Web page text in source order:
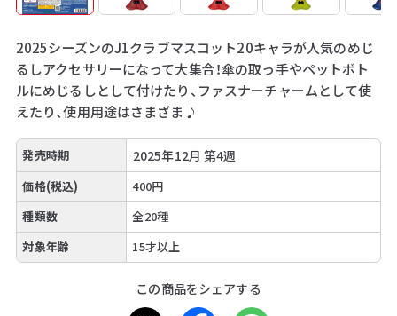
2025シーズンのJ1クラブマスコット20キャラが人気のめじ
るしアクセサリーになって大集合！傘の取っ手やペットボト
ルにめじるしとして付けたり、ファスナーチャームとして使
えたり、使用用途はさまざま♪
発売時期 2025年12月 第4週
価格(税込)
400円
種類数
全20種
対象年齢
15才以上
この商品をシェアする